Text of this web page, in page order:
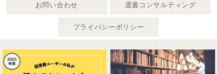
お問い合わせ 選書コンサルティング
プライバシーポリシー